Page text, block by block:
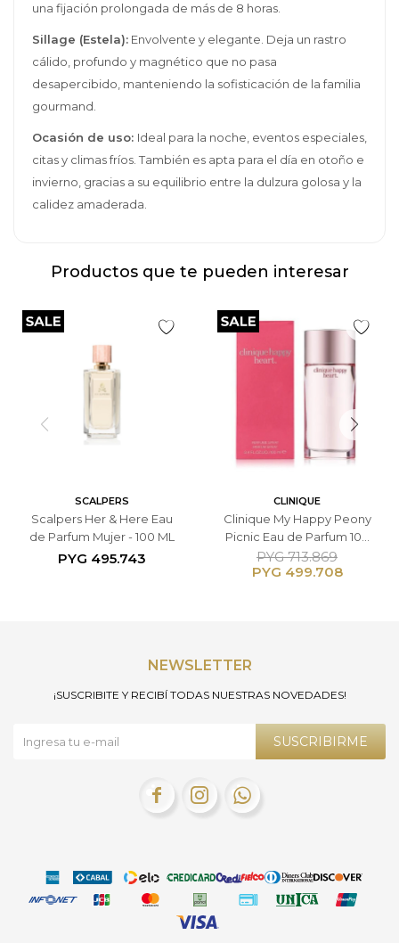
una fijación prolongada de más de 8 horas.
Sillage (Estela): Envolvente y elegante. Deja un rastro
cálido, profundo y magnético que no pasa
desapercibido, manteniendo la sofisticación de la familia
gourmand.
Ocasión de uso: Ideal para la noche, eventos especiales,
citas y climas fríos. También es apta para el día en otoño e
invierno, gracias a su equilibrio entre la dulzura golosa y la
calidez amaderada.
Productos que te pueden interesar
SCALPERS
Scalpers Her & Here Eau
de Parfum Mujer - 100 ML
PYG 495.743
CLINIQUE
Clinique My Happy Peony
Picnic Eau de Parfum 100
ml
PYG 499.708
PYG 713.869
NEWSLETTER
¡SUSCRIBITE Y RECIBÍ TODAS NUESTRAS NOVEDADES!
SUSCRIBIRME
  